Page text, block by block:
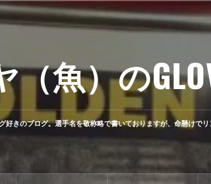
魚）の
好きのブログ。選手名を敬称略で書いておりますが、命懸けで